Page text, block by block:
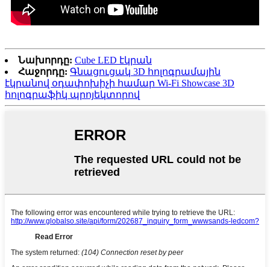
Նախորդը: Cube LED էկրան
Հաջորդը: Գնացուցակ 3D հոլոգրամային
էկրանով օդափոխիչի համար Wi-Fi Showcase 3D
հոլոգրաֆիկ պրոյեկտորով